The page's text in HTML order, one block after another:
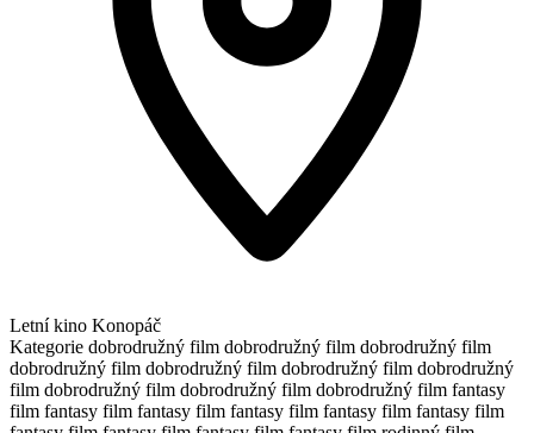
Letní kino Konopáč
Kategorie dobrodružný film dobrodružný film dobrodružný film
dobrodružný film dobrodružný film dobrodružný film dobrodružný
film dobrodružný film dobrodružný film dobrodružný film fantasy
film fantasy film fantasy film fantasy film fantasy film fantasy film